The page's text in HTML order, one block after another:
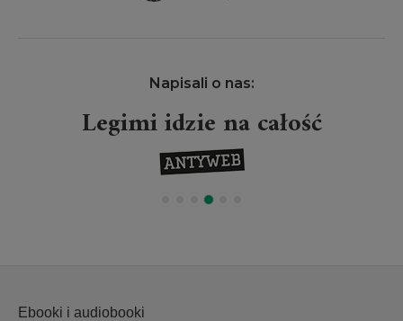
Napisali o nas:
Legimi idzie na całość
Ebooki i audiobooki